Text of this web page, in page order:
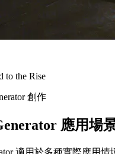
to the Rise
創作
應用場
適用於多種實際應用